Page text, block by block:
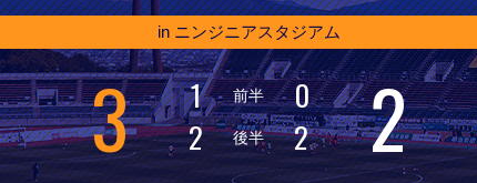
in ニンジニアスタジアム
3 1 前半
0
2
後半 2 2